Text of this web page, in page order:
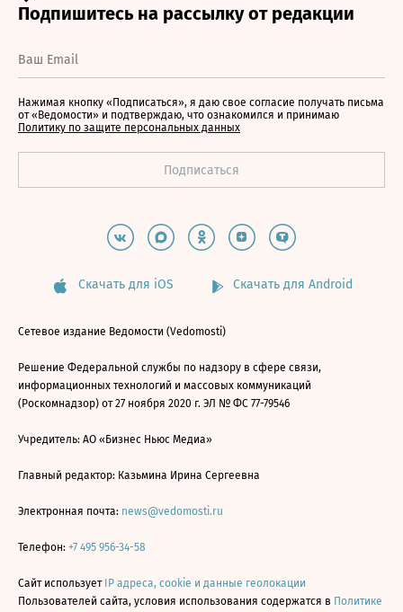
Нажимая кнопку «Подписаться», я даю свое согласие получать письма
от «Ведомости» и подтверждаю, что ознакомился и принимаю
Политику по защите персональных данных
Скачать для iOS Скачать для Android
Сетевое издание Ведомости (Vedomosti)
Решение Федеральной службы по надзору в сфере связи,
информационных технологий и массовых коммуникаций
(Роскомнадзор) от 27 ноября 2020 г. ЭЛ № ФС 77-79546
Учредитель: АО «Бизнес Ньюс Медиа»
Главный редактор: Казьмина Ирина Сергеевна
Электронная почта: news@vedomosti.ru
Телефон: +7 495 956-34-58
Сайт использует IP адреса, cookie и данные геолокации
Пользователей сайта, условия использования содержатся в Политике